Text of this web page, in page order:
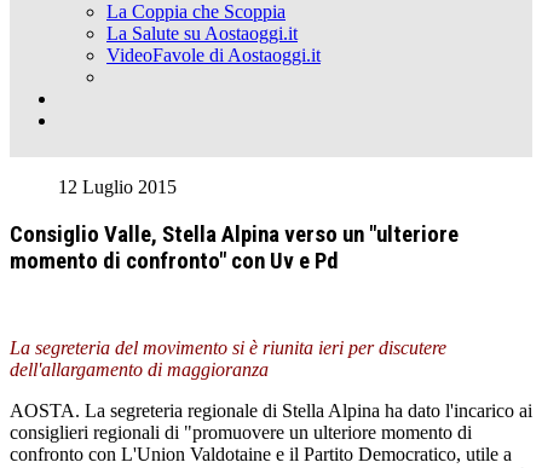
La Coppia che Scoppia
La Salute su Aostaoggi.it
VideoFavole di Aostaoggi.it
12 Luglio 2015
Consiglio Valle, Stella Alpina verso un "ulteriore
momento di confronto" con Uv e Pd
La segreteria del movimento si è riunita ieri per discutere
dell'allargamento di maggioranza
AOSTA. La segreteria regionale di Stella Alpina ha dato l'incarico ai
consiglieri regionali di "promuovere un ulteriore momento di
confronto con L'Union Valdotaine e il Partito Democratico, utile a